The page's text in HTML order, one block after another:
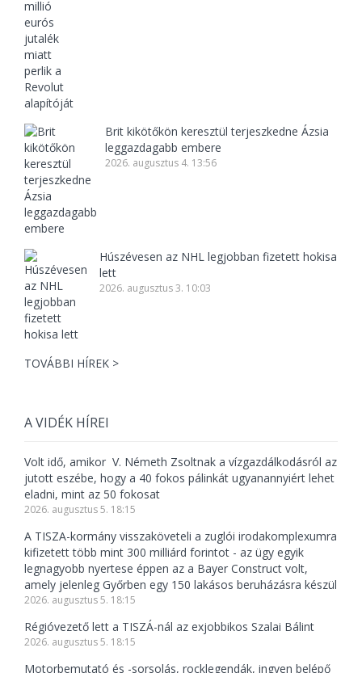
Brit kikötőkön keresztül terjeszkedne Ázsia
leggazdagabb embere
2026. augusztus 4. 13:56
Húszévesen az NHL legjobban fizetett hokisa
lett
2026. augusztus 3. 10:03
TOVÁBBI HÍREK >
A VIDÉK HÍREI
Volt idő, amikor V. Németh Zsoltnak a vízgazdálkodásról az
jutott eszébe, hogy a 40 fokos pálinkát ugyanannyiért lehet
eladni, mint az 50 fokosat
2026. augusztus 5. 18:15
A TISZA-kormány visszaköveteli a zuglói irodakomplexumra
kifizetett több mint 300 milliárd forintot - az ügy egyik
legnagyobb nyertese éppen az a Bayer Construct volt,
amely jelenleg Győrben egy 150 lakásos beruházásra készül
2026. augusztus 5. 18:15
Régióvezető lett a TISZÁ-nál az exjobbikos Szalai Bálint
2026. augusztus 5. 18:15
Motorbemutató és -sorsolás, rocklegendák, ingyen belépő